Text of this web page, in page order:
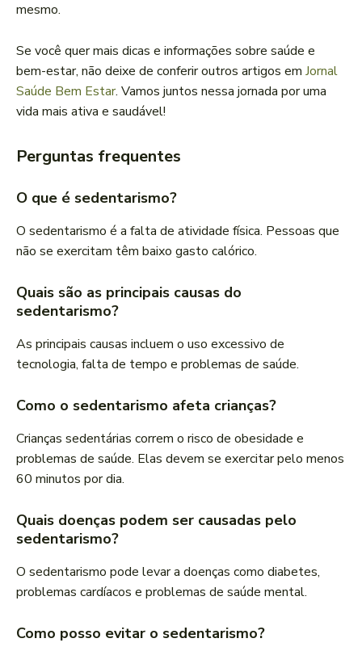
mesmo.
Se você quer mais dicas e informações sobre saúde e
bem-estar, não deixe de conferir outros artigos em Jornal
Saúde Bem Estar. Vamos juntos nessa jornada por uma
vida mais ativa e saudável!
Perguntas frequentes
O que é sedentarismo?
O sedentarismo é a falta de atividade física. Pessoas que
não se exercitam têm baixo gasto calórico.
Quais são as principais causas do
sedentarismo?
As principais causas incluem o uso excessivo de
tecnologia, falta de tempo e problemas de saúde.
Como o sedentarismo afeta crianças?
Crianças sedentárias correm o risco de obesidade e
problemas de saúde. Elas devem se exercitar pelo menos
60 minutos por dia.
Quais doenças podem ser causadas pelo
sedentarismo?
O sedentarismo pode levar a doenças como diabetes,
problemas cardíacos e problemas de saúde mental.
Como posso evitar o sedentarismo?